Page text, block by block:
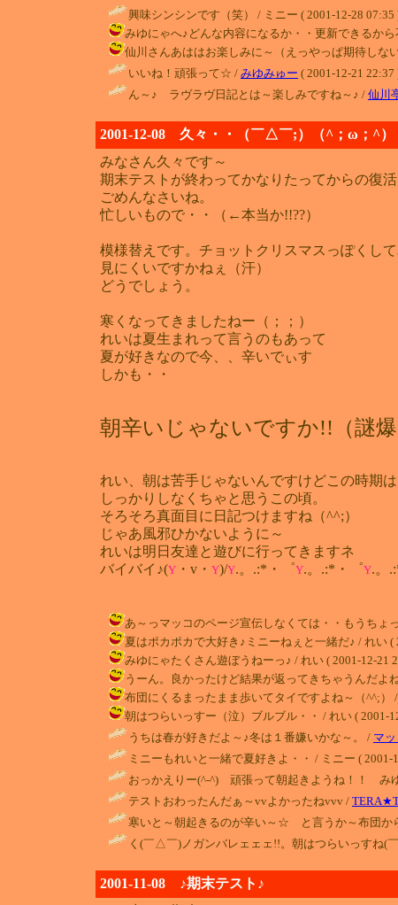
興味シンシンです（笑） / ミニー ( 2001-12-28 07:35
みゆにゃへ♪どんな内容になるか・・更新できるか
仙川さんあははお楽しみに～（えっやっぱ期待しな
いいね！頑張って☆ / みゆみゅー ( 2001-12-21 22:37
ん～♪ ラヴラヴ日記とは～楽しみですね～♪ / 仙川
2001-12-08 久々・・（￣△￣;）（^；ω；^）
みなさん久々です～
期末テストが終わってかなりたってからの復活
ごめんなさいね。
忙しいもので・・（←本当か!!??）
模様替えです。チョットクリスマスっぽくし
見にくいですかねぇ（汗）
どうでしょう。
寒くなってきましたねー（；；）
れいは夏生まれって言うのもあって
夏が好きなので今、、辛いでぃす
しかも・・
朝辛いじゃないですか!!（謎爆
れい、朝は苦手じゃないんですけどこの時期
しっかりしなくちゃと思うこの頃。
そろそろ真面目に日記つけますね（^^;）
じゃあ風邪ひかないように～
れいは明日友達と遊びに行ってきますネ
バイバイ♪(Y ・v・ Y)/Y.。.:*・゜Y.。.:*・゜Y.。
あ～っマッコのページ宣伝しなくては・・もうちょ
夏はポカポカで大好き♪ミニーねぇと一緒だ♪ / れい (
みゆにゃたくさん遊ぼうねーっ♪ / れい ( 2001-12-21
うーん。良かったけど結果が返ってきちゃうんだよ
布団にくるまったまま歩いてタイですよね～（^^;）
朝はつらいっすー（泣）ブルブル・・ / れい ( 2001-
うちは春が好きだよ～♪冬は１番嫌いかな～。 / マッ
ミニーもれいと一緒で夏好きよ・・ / ミニー ( 2001-
おっかえりー(^-^) 頑張って朝起きようね！！ み
テストおわったんだぁ～vvよかったねvvv /
寒いと～朝起きるのが辛い～☆ と言うか～布団か
く(￣△￣)ノガンバレェェェ!!。朝はつらいっすね
2001-11-08 ♪期末テスト♪